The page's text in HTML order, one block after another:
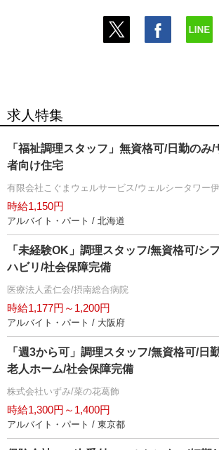
求人特集
「福祉調理スタッフ」無資格可/日勤のみ
者向け住宅
有限会社こぐまウェルサービス/ウェルシータワー
時給1,150円
アルバイト・パート / 北海道
「未経験OK」調理スタッフ/無資格可/シ
ハビリ/社会保障完備
医療法人孟仁会/摂南総合病院
時給1,177円～1,200円
アルバイト・パート / 大阪府
「週3から可」調理スタッフ/無資格可/日
老人ホーム/社会保障完備
株式会社いずみ/菜の花葛飾
時給1,300円～1,400円
アルバイト・パート / 東京都